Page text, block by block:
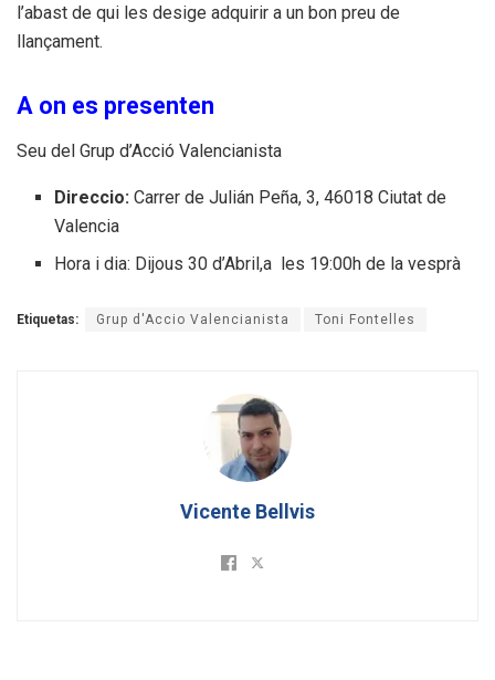
l’abast de qui les desige adquirir a un bon preu de
llançament.
A on es presenten
Seu del Grup d’Acció Valencianista
Direccio: Carrer de Julián Peña, 3, 46018 Ciutat de
Valencia
Hora i dia: Dijous 30 d’Abril,a les 19:00h de la vesprà
Etiquetas: Grup d'Accio Valencianista Toni Fontelles
Vicente Bellvis